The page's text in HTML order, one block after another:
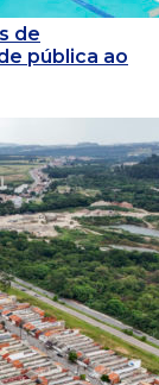
de
pública ao